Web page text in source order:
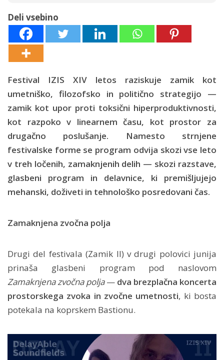
Deli vsebino
Festival IZIS XIV letos raziskuje zamik kot
umetniško, filozofsko in politično strategijo —
zamik kot upor proti toksični hiperproduktivnosti,
kot razpoko v linearnem času, kot prostor za
drugačno poslušanje. Namesto strnjene
festivalske forme se program odvija skozi vse leto
v treh ločenih, zamaknjenih delih — skozi razstave,
glasbeni program in delavnice, ki premišljujejo
mehanski, doživeti in tehnološko posredovani čas.
Zamaknjena zvočna polja
Drugi del festivala (Zamik II) v drugi polovici junija
prinaša glasbeni program pod naslovom
Zamaknjena zvočna polja— dva brezplačna koncerta
prostorskega zvoka in zvočne umetnosti, ki bosta
potekala na koprskem Bastionu.